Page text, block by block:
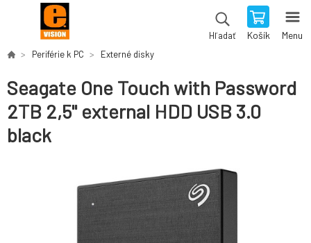
Hľadať Košík Menu
Periférie k PC Externé disky
Seagate One Touch with Password
2TB 2,5" external HDD USB 3.0
black